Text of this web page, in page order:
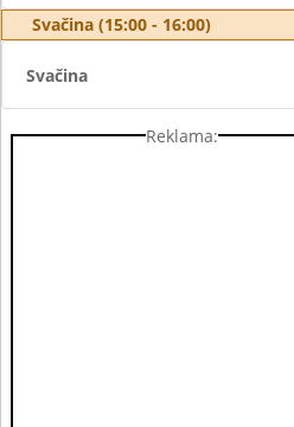
Svačina (15:00 - 16:00)
Svačina
Reklama: